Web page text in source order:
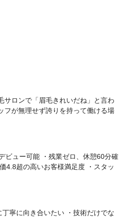
サロンで「眉毛きれいだね」と言わ
フが無理せず誇りを持って働ける場
ビュー可能 ・残業ゼロ、休憩60分確
4.8超の高いお客様満足度 ・スタッ
寧に向き合いたい ・技術だけでな